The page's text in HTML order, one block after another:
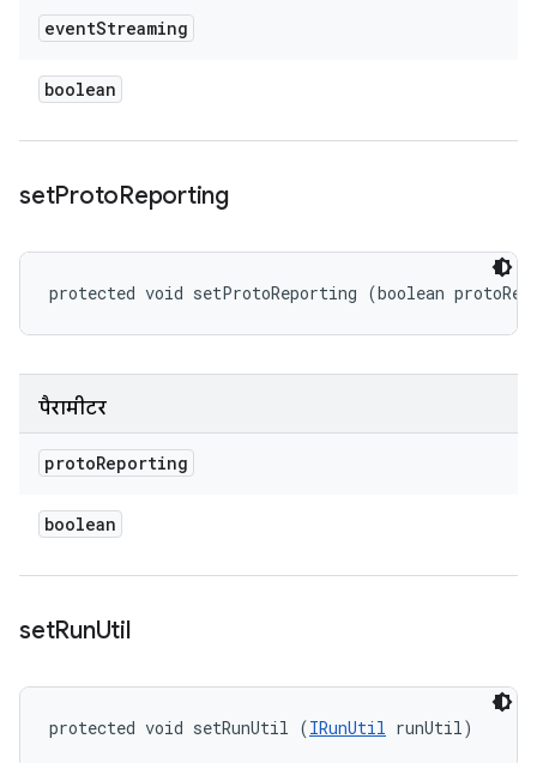
eventStreaming
boolean
setProtoReporting
protected void setProtoReporting (boolean
पैरामीटर
protoReporting
boolean
setRunUtil
protected void setRunUtil (IRunUtil runUtil)